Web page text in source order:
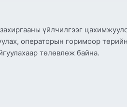
үйлчилгээг
операторын горимоор
төлөвлөж байна.